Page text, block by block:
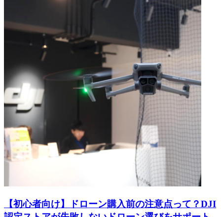
【初心者向け】ドローン購入前の注意点って？DJI